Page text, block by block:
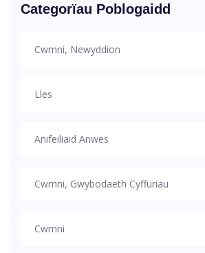
Categorïau Poblogaidd
Cwmni, Newyddion
Lles
Anifeiliaid Anwes
Cwmni, Gwybodaeth Cyffuriau
Cwmni